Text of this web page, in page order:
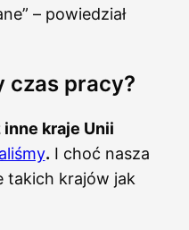
– powiedział
czas pracy?
kraje Unii
. I choć nasza
takich krajów jak